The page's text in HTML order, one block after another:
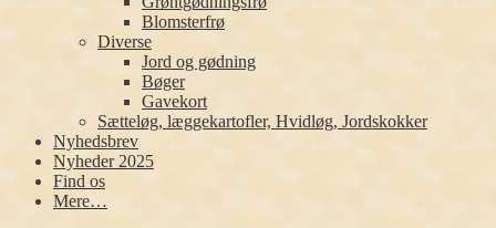
Blomsterfrø
Diverse
Jord og gødning
Bøger
Gavekort
Sætteløg, læggekartofler, Hvidløg, Jordskokker
Nyhedsbrev
Nyheder 2025
Find os
Mere…